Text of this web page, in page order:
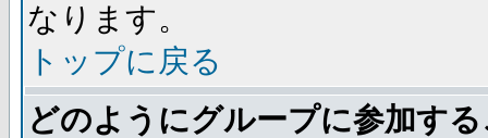
なります。
トップに戻る
どのようにグループに参加す